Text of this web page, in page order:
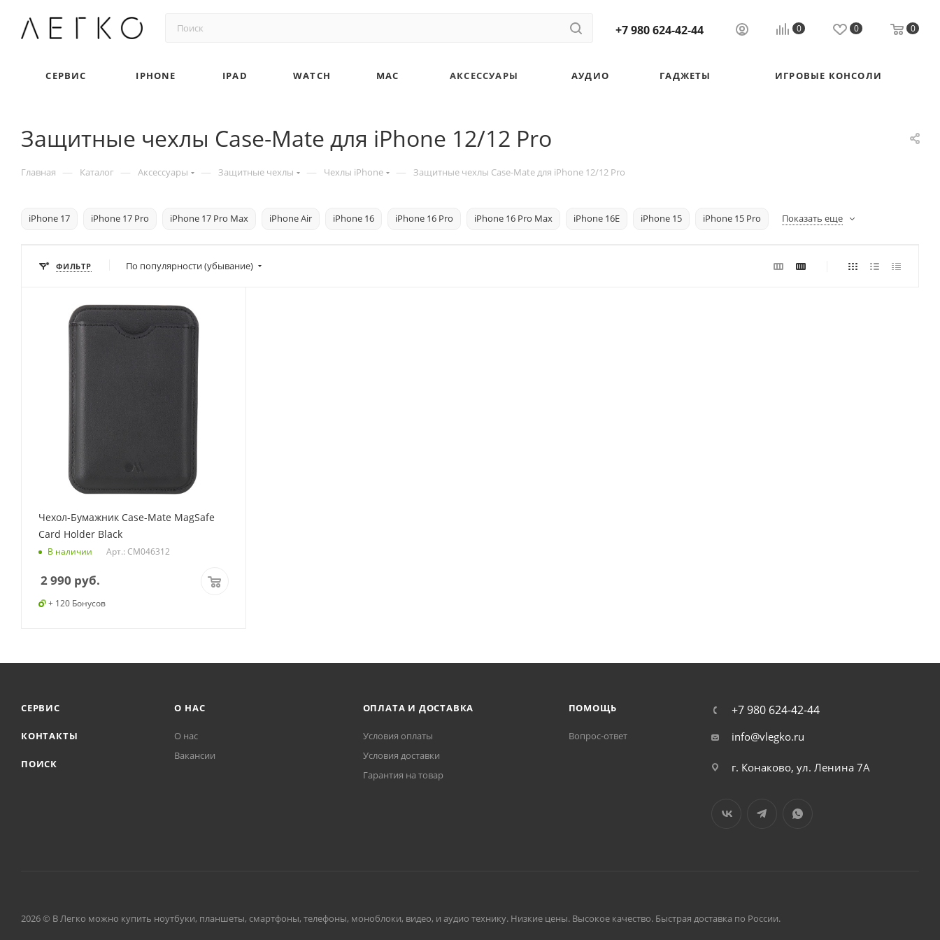
+7 980 624-42-44 0 0 0
СЕРВИС IPHONE IPAD WATCH MAC АКСЕССУАРЫ АУДИО ГАДЖЕТЫ ИГРОВЫЕ КОНСОЛИ
Защитные чехлы Case-Mate для iPhone 12/12 Pro
Главная — Каталог — Аксессуары — Защитные чехлы — Чехлы iPhone — Защитные чехлы Case-Mate для iPhone 12/12 Pro
iPhone 17 iPhone 17 Pro iPhone 17 Pro Max iPhone Air iPhone 16 iPhone 16 Pro iPhone 16 Pro Max iPhone 16E iPhone 15 iPhone 15 Pro Показать еще
ФИЛЬТР По популярности (убывание)
Чехол-Бумажник Case-Mate MagSafe
Card Holder Black
В наличии Арт.: CM046312
2 990 руб.
+ 120 Бонусов
СЕРВИС
КОНТАКТЫ
ПОИСК
О НАС
О нас
Вакансии
ОПЛАТА И ДОСТАВКА
Условия оплаты
Условия доставки
Гарантия на товар
ПОМОЩЬ
Вопрос-ответ
+7 980 624-42-44
info@vlegko.ru
г. Конаково, ул. Ленина 7А
2026 © В Легко можно купить ноутбуки, планшеты, смартфоны, телефоны, моноблоки, видео, и аудио технику. Низкие цены. Высокое качество. Быстрая доставка по России.